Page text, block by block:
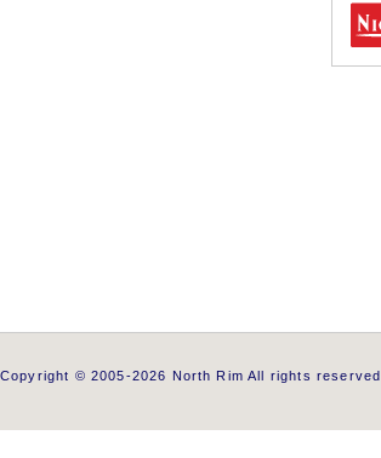
Copyright © 2005-2026 North Rim All rights reserved.